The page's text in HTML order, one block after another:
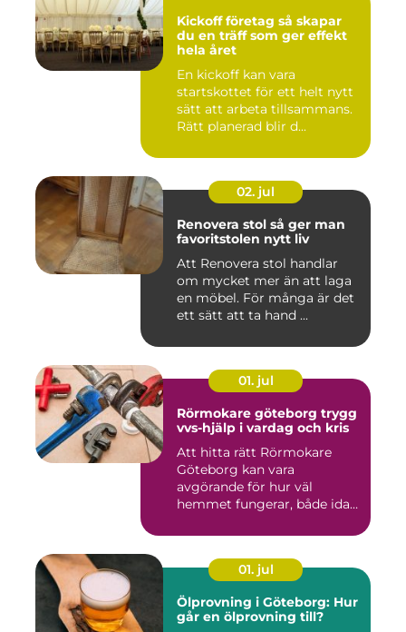
Kickoff företag så skapar
du en träff som ger effekt
hela året
En kickoff kan vara
startskottet för ett helt nytt
sätt att arbeta tillsammans.
Rätt planerad blir d...
02. jul
Renovera stol så ger man
favoritstolen nytt liv
Att Renovera stol handlar
om mycket mer än att laga
en möbel. För många är det
ett sätt att ta hand ...
01. jul
Rörmokare göteborg trygg
vvs-hjälp i vardag och kris
Att hitta rätt Rörmokare
Göteborg kan vara
avgörande för hur väl
hemmet fungerar, både idag
01. jul
Ölprovning i Göteborg: Hur
går en ölprovning till?